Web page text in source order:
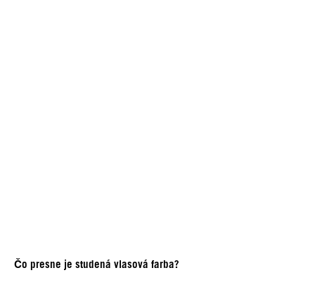
Čo presne je studená vlasová farba?